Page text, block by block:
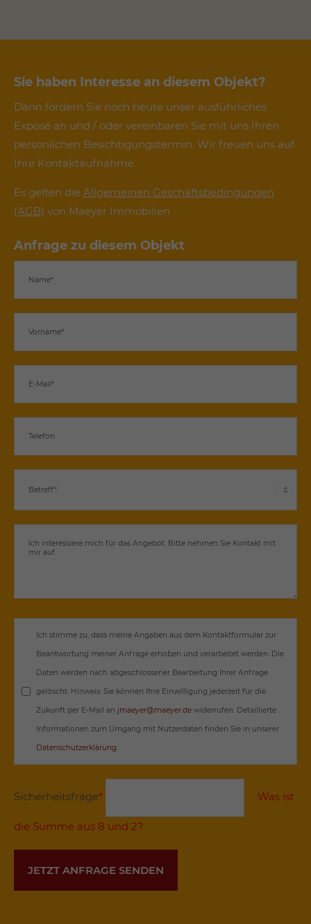
Sie haben Interesse an diesem Objekt?
Dann fordern Sie noch heute unser ausführliches
Exposé an und / oder vereinbaren Sie mit uns Ihren
persönlichen Besichtigungstermin. Wir freuen uns auf
Ihre Kontaktaufnahme.
Es gelten die Allgemeinen Geschäftsbedingungen
(AGB) von Maeyer Immobilien
Anfrage zu diesem Objekt
Ich stimme zu, dass meine Angaben aus dem Kontaktformular zur
Beantwortung meiner Anfrage erhoben und verarbeitet werden. Die
Daten werden nach abgeschlossener Bearbeitung Ihrer Anfrage
gelöscht. Hinweis: Sie können Ihre Einwilligung jederzeit für die
Zukunft per E-Mail an jmaeyer@maeyer.de widerrufen. Detaillierte
Informationen zum Umgang mit Nutzerdaten finden Sie in unserer
Datenschutzerklärung.
Sicherheitsfrage* Was ist
die Summe aus 8 und 2?
JETZT ANFRAGE SENDEN